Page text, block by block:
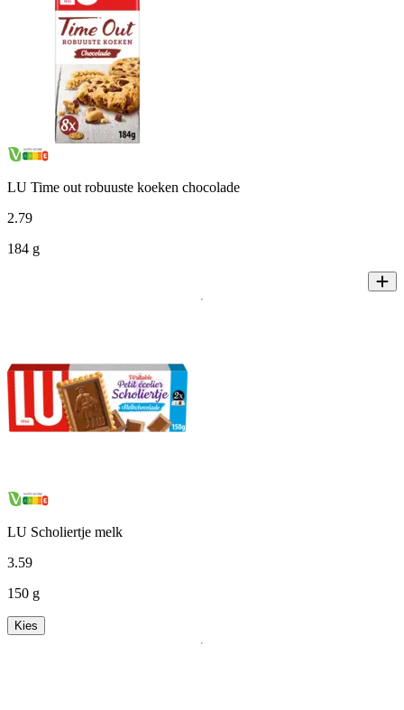
LU Time out robuuste koeken chocolade
2.79
184 g
LU Scholiertje melk
3.59
150 g
Kies